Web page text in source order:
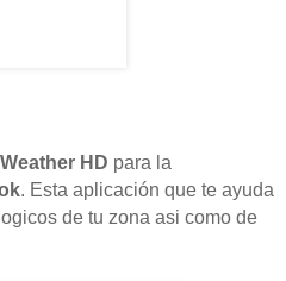
HD para la
. Esta aplicación que te ayuda
de tu zona asi como de